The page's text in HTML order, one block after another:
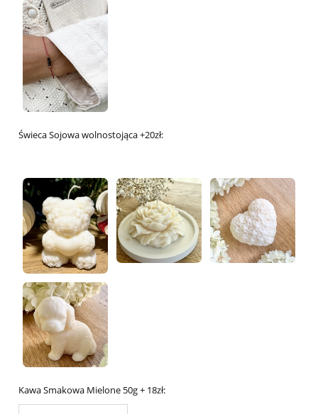
Świeca Sojowa wolnostojąca +20zł:
Kawa Smakowa Mielone 50g + 18zł: